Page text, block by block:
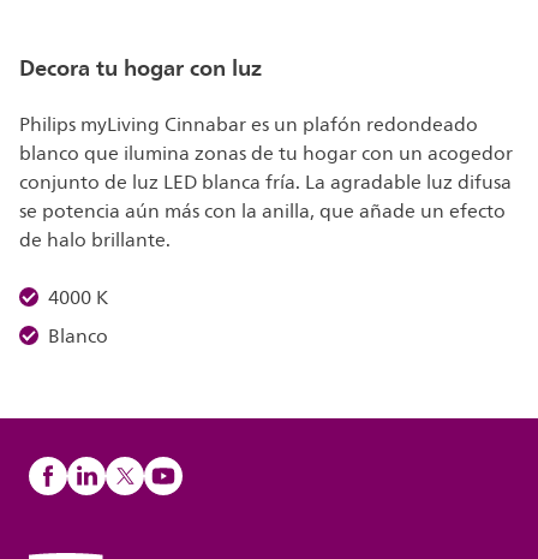
Decora tu hogar con luz
Philips myLiving Cinnabar es un plafón redondeado
blanco que ilumina zonas de tu hogar con un acogedor
conjunto de luz LED blanca fría. La agradable luz difusa
se potencia aún más con la anilla, que añade un efecto
de halo brillante.
4000 K
Blanco